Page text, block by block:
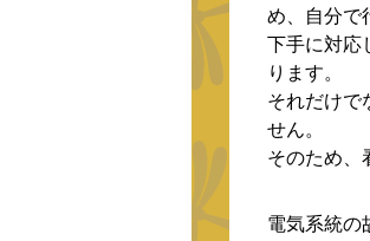
め、自分で
下手に対応
ります。
それだけで
せん。
そのため、
電気系統の